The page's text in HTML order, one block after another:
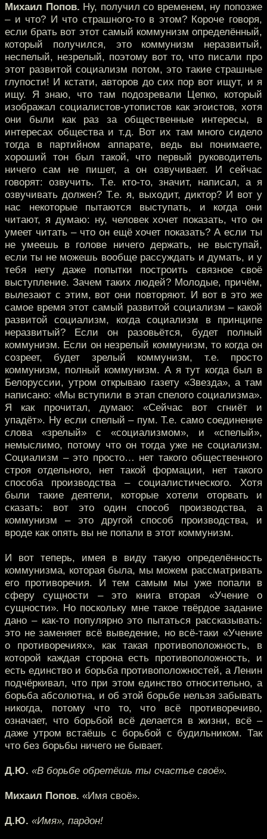
Михаил Попов. Ну, получил со временем, ну попозже
– и что? И что страшного-то в этом? Короче говоря,
если брать вот этот самый коммунизм определённый,
который получился, это коммунизм неразвитый,
неспелый, незрелый, поэтому вот то, что писали про
этот развитой социализм потом, это такие страшные
глупости! И кстати, авторов до сих пор вот ищут, и я
ищу. Я знаю, что там подозревали Цепко, который
изображал социалистов-утопистов как эгоистов, хотя
они были как раз за общественные интересы, в
интересах общества и т.д. Вот их там много сидело
тогда в партийном аппарате, ведь вы понимаете,
хороший тон был такой, что первый руководитель
ничего сам не пишет, а он озвучивает. И сейчас
говорят: озвучить. Т.е. кто-то, значит, написал, а я
озвучивать должен? Т.е. я, выходит, диктор? И вот у
нас некоторые пытаются выступать, и когда они
читают, я думаю: ну, человек хочет показать, что он
умеет читать – что он ещё хочет показать? А если ты
не умеешь в голове ничего держать, не выступай,
если ты не можешь вообще рассуждать и думать, и у
тебя нету даже попытки построить связное своё
выступление. Зачем таких людей? Молодые, причём,
вылезают с этим, вот они повторяют. И вот в это же
самое время этот самый развитой социализм – какой
развитой социализм, когда социализм в принципе
неразвитый? Если он разовьётся, будет полный
коммунизм. Если он незрелый коммунизм, то когда он
созреет, будет зрелый коммунизм, т.е. просто
коммунизм, полный коммунизм. А я тут когда был в
Белоруссии, утром открываю газету «Звезда», а там
написано: «Мы вступили в этап спелого социализма».
Я как прочитал, думаю: «Сейчас вот сгниёт и
упадёт». Ну если спелый – пум. Т.е. само соединение
слова «зрелый» с «социализмом», и «спелый»,
немыслимо, потому что он тогда уже не социализм.
Социализм – это просто… нет такого общественного
строя отдельного, нет такой формации, нет такого
способа производства – социалистического. Хотя
были такие деятели, которые хотели оторвать и
сказать: вот это один способ производства, а
коммунизм – это другой способ производства, и
вроде как опять вы не попали в этот коммунизм.
И вот теперь, имея в виду такую определённость
коммунизма, которая была, мы можем рассматривать
его противоречия. И тем самым мы уже попали в
сферу сущности – это книга вторая «Учение о
сущности». Но поскольку мне такое твёрдое задание
дано – как-то популярно это пытаться рассказывать:
это не заменяет всё выведение, но всё-таки «Учение
о противоречиях», как такая противоположность, в
которой каждая сторона есть противоположность, и
есть единство и борьба противоположностей, а Ленин
подчёркивал, что при этом единство относительно, а
борьба абсолютна, и об этой борьбе нельзя забывать
никогда, потому что то, что всё противоречиво,
означает, что борьбой всё делается в жизни, всё –
даже утром встаёшь с борьбой с будильником. Так
что без борьбы ничего не бывает.
Д.Ю. «В борьбе обретёшь ты счастье своё».
Михаил Попов. «Имя своё».
Д.Ю. «Имя», пардон!